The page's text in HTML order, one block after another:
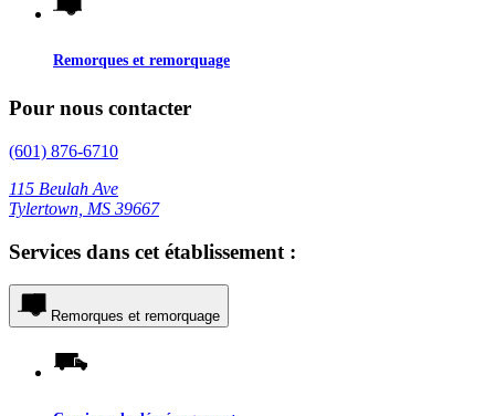
Remorques et remorquage
Pour nous contacter
(601) 876-6710
115 Beulah Ave
Tylertown, MS 39667
Services dans cet établissement :
Remorques et remorquage